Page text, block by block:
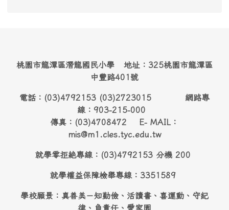
桃園市龍潭區潛龍國民小學 地址：325桃園市龍潭區
中豐路401號
電話：(03)4792153 (03)2723015 網路專
線：903-215-000
傳真：(03)4708472 E- MAIL：
mis@m1.cles.tyc.edu.tw
就學零拒絶專線：(03)4792153 分機 200
就學權益保障檢舉專線：3351589
學校願景：真善美－知勤儉、活讀書、喜運動、守紀
律、負責任、愛家園